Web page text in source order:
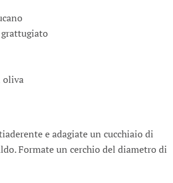
oliva
e adagiate un cucchiaio di
Formate un cerchio del diametro di